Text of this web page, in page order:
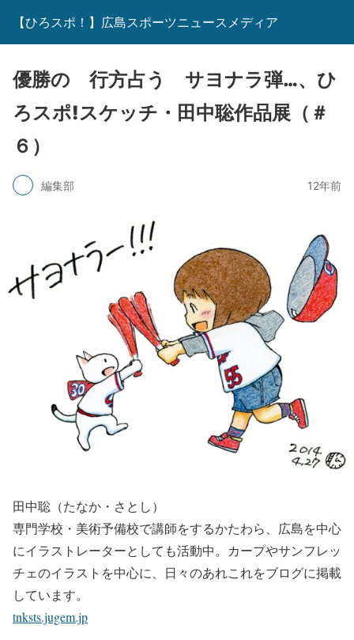
【ひろスポ！】広島スポーツニュースメディア
優勝の 行方占う サヨナラ弾…、ひ
ろスポ!スケッチ・田中聡作品展（＃
６）
編集部 12年前
田中聡（たなか・さとし）
専門学校・美術予備校で講師をするかたわら、広島を中心
にイラストレーターとしても活動中。カープやサンフレッ
チェのイラストを中心に、日々のあれこれをブログに掲載
しています。
tnksts.jugem.jp